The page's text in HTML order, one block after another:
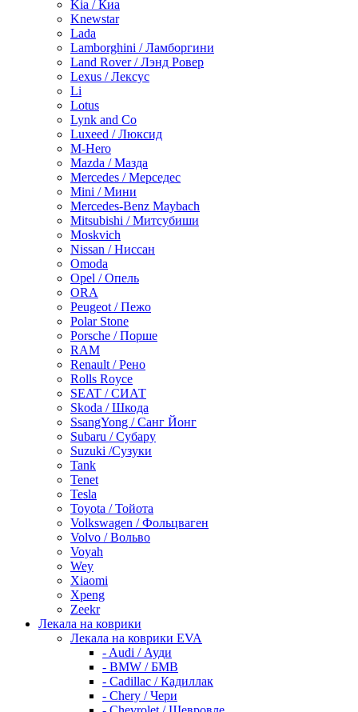
Kia / Киа
Knewstar
Lada
Lamborghini / Ламборгини
Land Rover / Лэнд Ровер
Lexus / Лексус
Li
Lotus
Lynk and Co
Luxeed / Люксид
M-Hero
Mazda / Мазда
Mercedes / Мерседес
Mini / Мини
Mercedes-Benz Maybach
Mitsubishi / Митсубиши
Moskvich
Nissan / Ниссан
Omoda
Opel / Опель
ORA
Peugeot / Пежо
Polar Stone
Porsche / Порше
RAM
Renault / Рено
Rolls Royce
SEAT / СИАТ
Skoda / Шкода
SsangYong / Санг Йонг
Subaru / Субару
Suzuki /Сузуки
Tank
Tenet
Tesla
Toyota / Тойота
Volkswagen / Фольцваген
Volvo / Вольво
Voyah
Wey
Xiaomi
Xpeng
Zeekr
Лекала на коврики
Лекала на коврики EVA
- Audi / Ауди
- BMW / БМВ
- Cadillac / Кадиллак
- Chery / Чери